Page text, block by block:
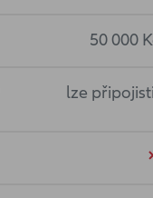
50 000
lze